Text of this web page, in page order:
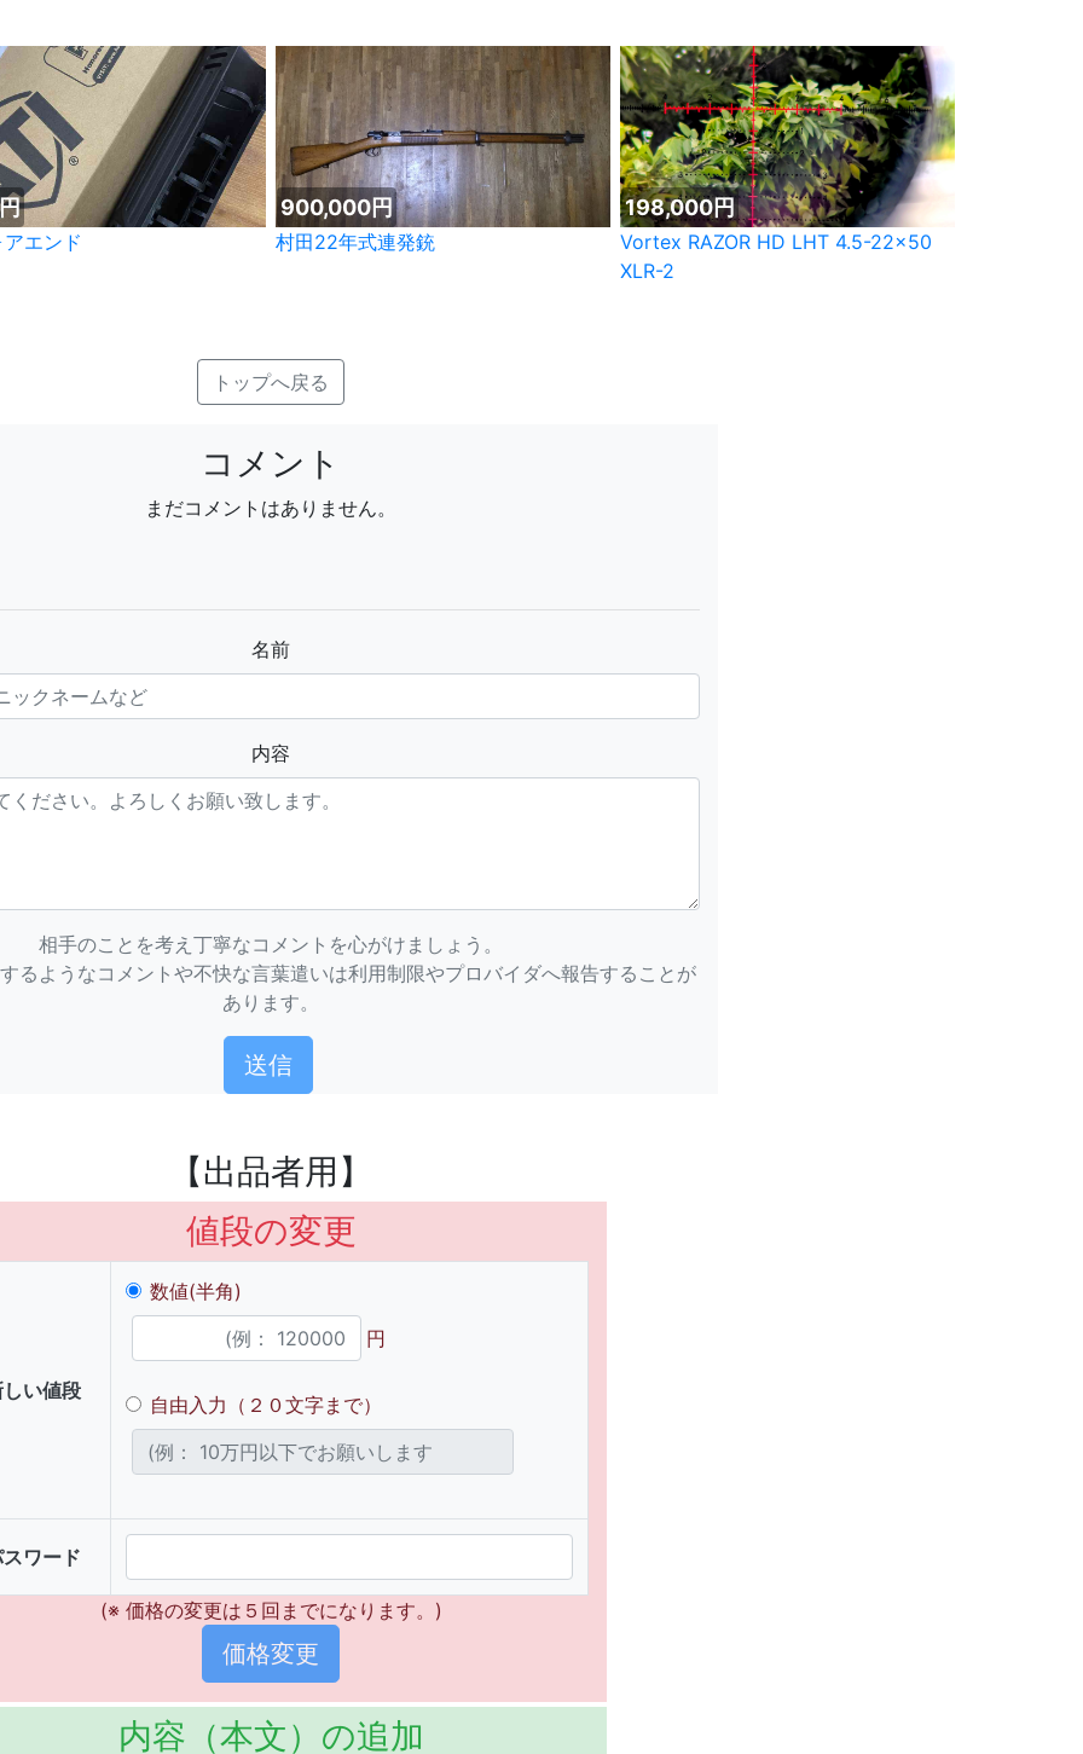
エンド
900,000円
村田22年式連発銃
198,000円
Vortex RAZOR HD LHT 4.5-22×50
XLR-2
トップへ戻る
コメント
まだコメントはありません。
名前
内容
相手のことを考え丁寧なコメントを心がけましょう。
るようなコメントや不快な言葉遣いは利用制限やプロバイダへ報告することが
あります。
【出品者用】
値段の変更
い値段
数値(半角)
円
自由入力（２０文字まで）
ワード
(※ 価格の変更は５回までになります。)
内容（本文）の追加